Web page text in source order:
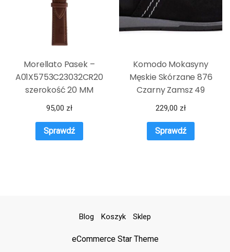
Morellato Pasek –
A01X5753C23032CR20
szerokość 20 MM
95,00 zł
Sprawdź
Komodo Mokasyny
Męskie Skórzane 876
Czarny Zamsz 49
229,00 zł
Sprawdź
Blog Koszyk Sklep
eCommerce Star Theme